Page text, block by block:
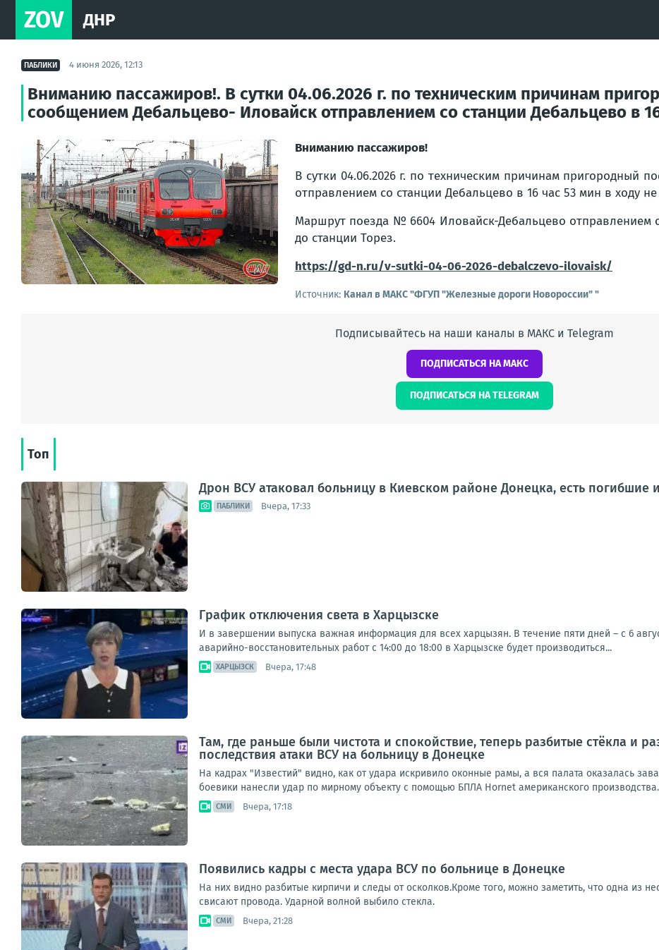
ZOV ДНР
ПАБЛИКИ 4 июня 2026, 12:13
Вниманию пассажиров!. В сутки 04.06.2026 г. по техническим причинам
сообщением Дебальцево- Иловайск отправлением со станции Дебальцево в
Вниманию пассажиров!
В сутки 04.06.2026 г. по техническим причинам
отправлением со станции Дебальцево в 16 час 53 мин в ходу не
Маршрут поезда № 6604 Иловайск-Дебальцево отправлением
до станции Торез.
https://gd-n.ru/v-sutki-04-06-2026-debalczevo-ilovaisk/
Источник: Канал в МАКС "ФГУП "Железные дороги Новороссии" "
Подписывайтесь на наши каналы в МАКС и Telegram
ПОДПИСАТЬСЯ НА МАКС
ПОДПИСАТЬСЯ НА TELEGRAM
Топ
Дрон ВСУ атаковал больницу в Киевском районе Донецка, есть погибшие
ПАБЛИКИ Вчера, 17:33
График отключения света в Харцызске
И в завершении выпуска важная информация для всех харцызян. В течение пяти дней – с 6
аварийно-восстановительных работ с 14:00 до 18:00 в Харцызске будет производиться...
ХАРЦЫЗСК Вчера, 17:48
Там, где раньше были чистота и спокойствие, теперь разбитые стёкла и
последствия атаки ВСУ на больницу в Донецке
На кадрах "Известий" видно, как от удара искривило оконные рамы, а вся палата оказалась
боевики нанесли удар по мирному объекту с помощью БПЛА Hornet американского
СМИ Вчера, 17:18
Появились кадры с места удара ВСУ по больнице в Донецке
На них видно разбитые кирпичи и следы от осколков.Кроме того, можно заметить, что одна из
свисают провода. Ударной волной выбило стекла.
СМИ Вчера, 21:28